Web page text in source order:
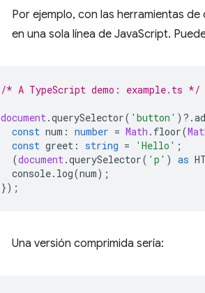
Por ejemplo, con las herramientas
en una sola línea de JavaScript.
/* A TypeScript demo: example.ts */
document.querySelector( 'button' ) ? .
const num : number = Math . floor(
const greet : string = 'Hello' ;
(document.querySelector( 'p' ) as
console. log(num);
});
Una versión comprimida sería: